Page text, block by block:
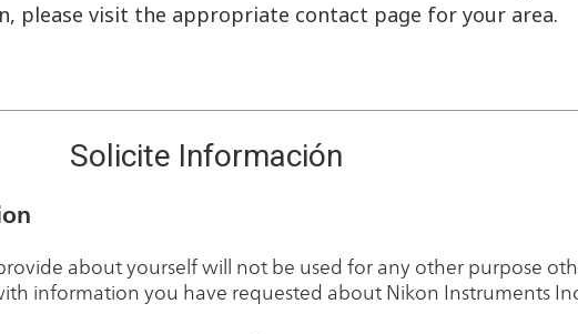
please visit the appropriate contact page for your area.
Solicite Información